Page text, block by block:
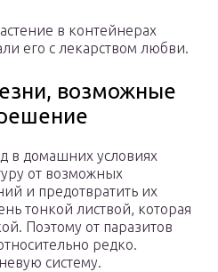
в контейнерах
его с лекарством любви.
возможные
в домашних условиях
от возможных
и предотвратить их
тонкой листвой, которая
Поэтому от паразитов
редко.
систему.